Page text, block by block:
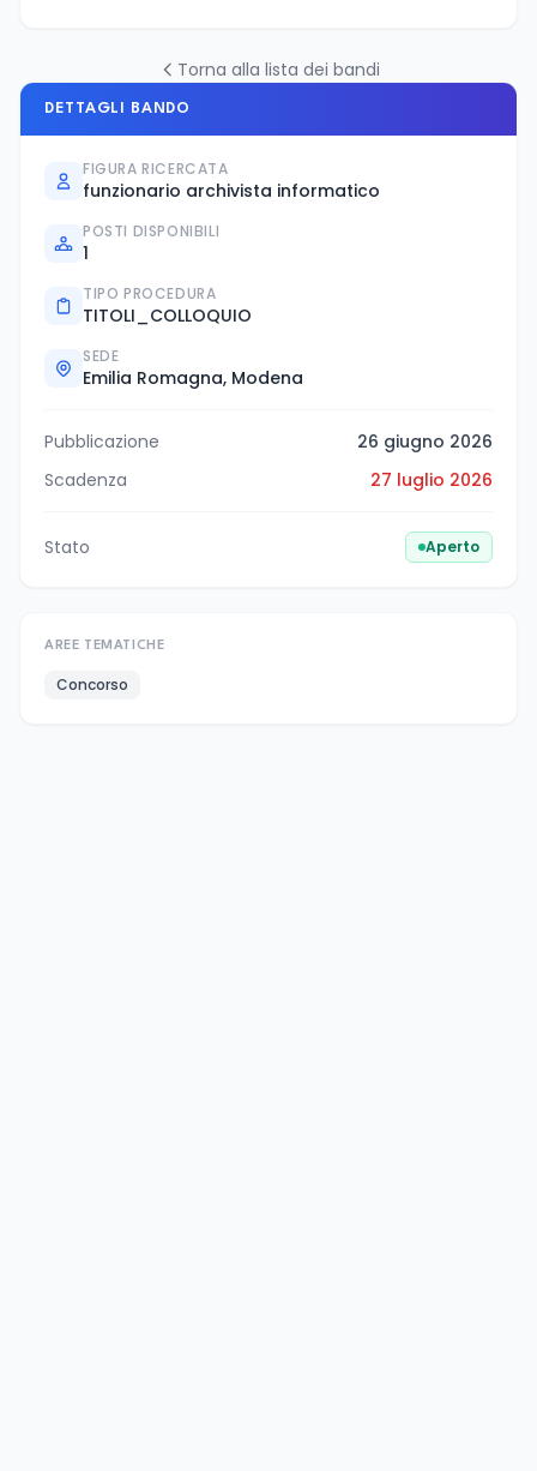
Torna alla lista dei bandi
DETTAGLI BANDO
FIGURA RICERCATA
funzionario archivista informatico
POSTI DISPONIBILI
1
TIPO PROCEDURA
TITOLI_COLLOQUIO
SEDE
Emilia Romagna, Modena
Pubblicazione
26 giugno 2026
Scadenza
27 luglio 2026
Stato Aperto
AREE TEMATICHE
Concorso